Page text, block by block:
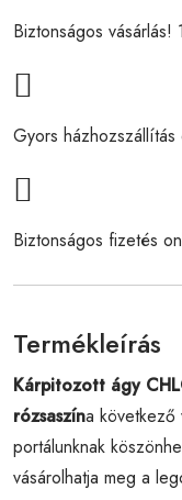
Biztonságos vásárlás!
Gyors
Biztonságos fizetés
Termékleírás
Kárpitozott ágy
rózsaszína következő
portálunknak
vásárolhatja meg a